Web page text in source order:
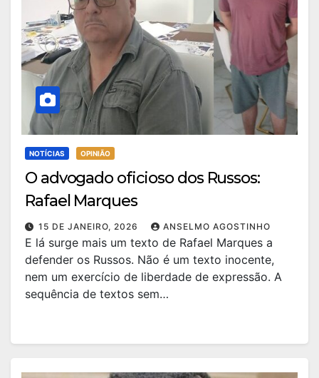
NOTÍCIAS OPINIÃO
O advogado oficioso dos Russos:
Rafael Marques
15 DE JANEIRO, 2026 ANSELMO AGOSTINHO
E lá surge mais um texto de Rafael Marques a
defender os Russos. Não é um texto inocente,
nem um exercício de liberdade de expressão. A
sequência de textos sem…